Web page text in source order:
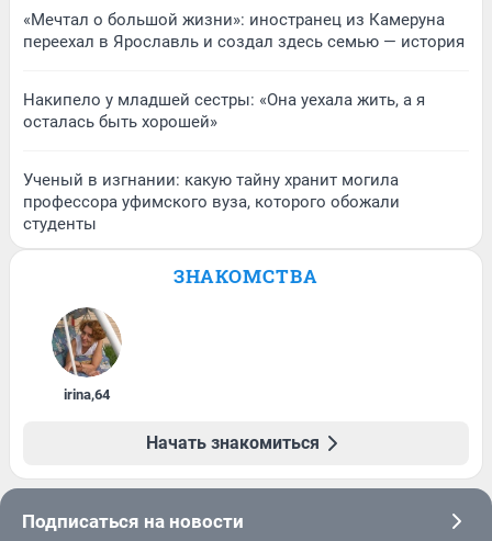
«Мечтал о большой жизни»: иностранец из Камеруна
переехал в Ярославль и создал здесь семью — история
Накипело у младшей сестры: «Она уехала жить, а я
осталась быть хорошей»
Ученый в изгнании: какую тайну хранит могила
профессора уфимского вуза, которого обожали
студенты
ЗНАКОМСТВА
irina,64
Начать знакомиться
Подписаться на новости